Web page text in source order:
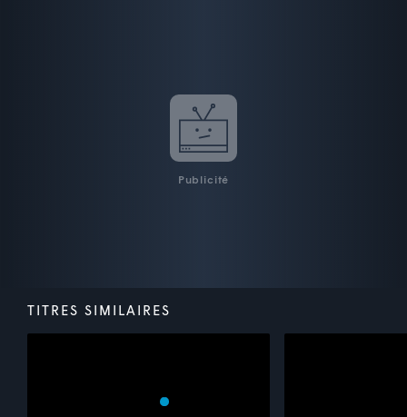
Publicité
TITRES SIMILAIRES